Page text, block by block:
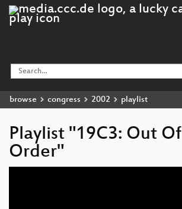
browse congress 2002 playlist
Playlist "19C3: Out Of
Order"